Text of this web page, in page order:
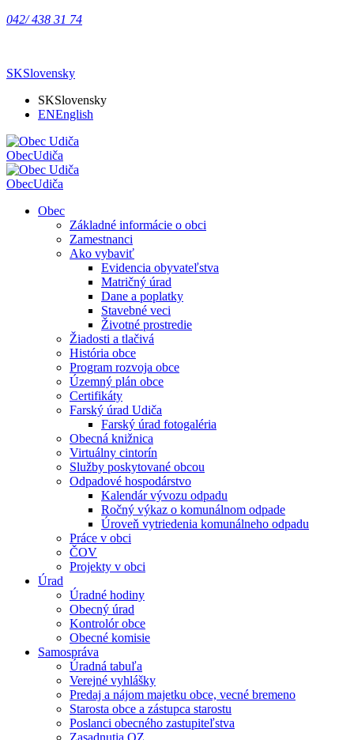
042/ 438 31 74
SKSlovensky
SKSlovensky
ENEnglish
ObecUdiča
ObecUdiča
Obec
Základné informácie o obci
Zamestnanci
Ako vybaviť
Evidencia obyvateľstva
Matričný úrad
Dane a poplatky
Stavebné veci
Životné prostredie
Žiadosti a tlačivá
História obce
Program rozvoja obce
Územný plán obce
Certifikáty
Farský úrad Udiča
Farský úrad fotogaléria
Obecná knižnica
Virtuálny cintorín
Služby poskytované obcou
Odpadové hospodárstvo
Kalendár vývozu odpadu
Ročný výkaz o komunálnom odpade
Úroveň vytriedenia komunálneho odpadu
Práce v obci
ČOV
Projekty v obci
Úrad
Úradné hodiny
Obecný úrad
Kontrolór obce
Obecné komisie
Samospráva
Úradná tabuľa
Verejné vyhlášky
Predaj a nájom majetku obce, vecné bremeno
Starosta obce a zástupca starostu
Poslanci obecného zastupiteľstva
Zasadnutia OZ